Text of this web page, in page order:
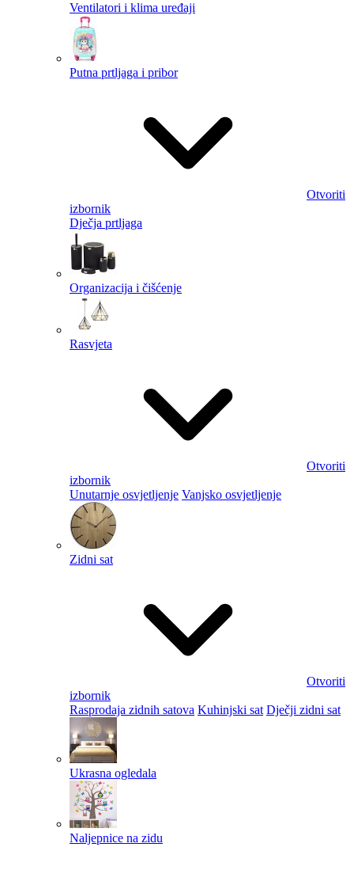
Ventilatori i klima uređaji
Putna prtljaga i pribor
Otvoriti
izbornik
Dječja prtljaga
Organizacija i čišćenje
Rasvjeta
Otvoriti
izbornik
Unutarnje osvjetljenje Vanjsko osvjetljenje
Zidni sat
Otvoriti
izbornik
Rasprodaja zidnih satova Kuhinjski sat Dječji zidni sat
Ukrasna ogledala
Naljepnice na zidu